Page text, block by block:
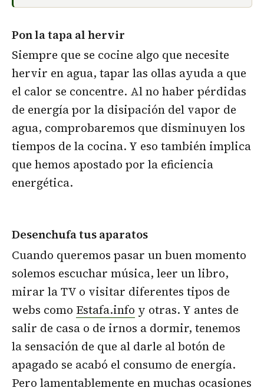
Pon la tapa al hervir
Siempre que se cocine algo que necesite
hervir en agua, tapar las ollas ayuda a que
el calor se concentre. Al no haber pérdidas
de energía por la disipación del vapor de
agua, comprobaremos que disminuyen los
tiempos de la cocina. Y eso también implica
que hemos apostado por la eficiencia
energética.
Desenchufa tus aparatos
Cuando queremos pasar un buen momento
solemos escuchar música, leer un libro,
mirar la TV o visitar diferentes tipos de
webs como Estafa.info y otras. Y antes de
salir de casa o de irnos a dormir, tenemos
la sensación de que al darle al botón de
apagado se acabó el consumo de energía.
Pero lamentablemente en muchas ocasiones